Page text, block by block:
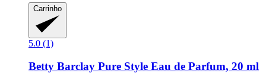
Carrinho
5.0 (1)
Betty Barclay Pure Style Eau de Parfum, 20 ml